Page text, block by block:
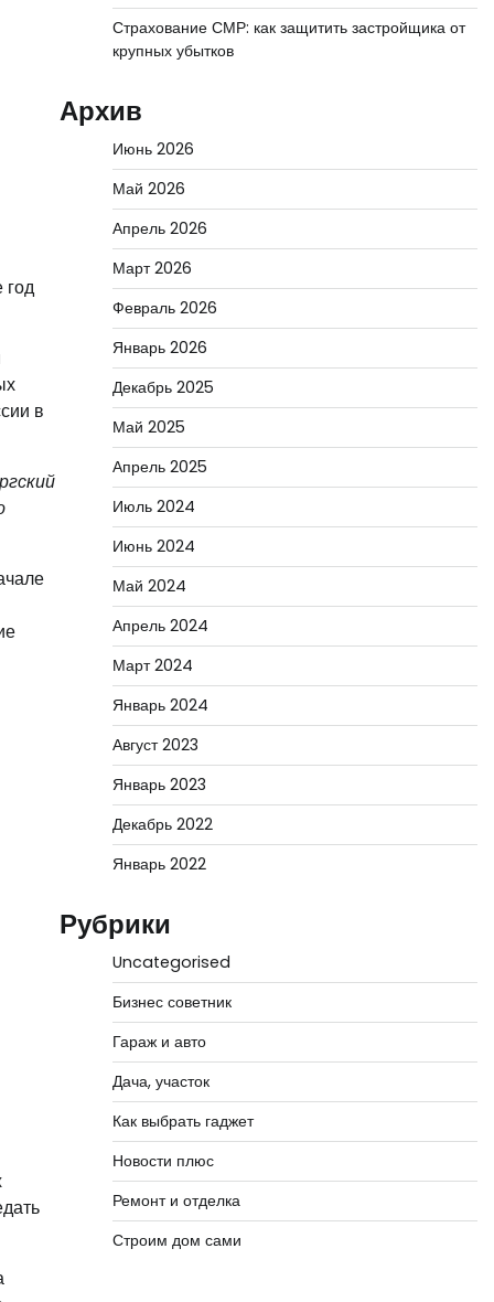
год
в
Страхование СМР: как защитить застройщика от
крупных убытков
Архив
Июнь 2026
Май 2026
Апрель 2026
Март 2026
Февраль 2026
Январь 2026
Декабрь 2025
Май 2025
Апрель 2025
Июль 2024
Июнь 2024
Май 2024
Апрель 2024
Март 2024
Январь 2024
Август 2023
Январь 2023
Декабрь 2022
Январь 2022
Рубрики
Uncategorised
Бизнес советник
Гараж и авто
Дача, участок
Как выбрать гаджет
Новости плюс
Ремонт и отделка
Строим дом сами